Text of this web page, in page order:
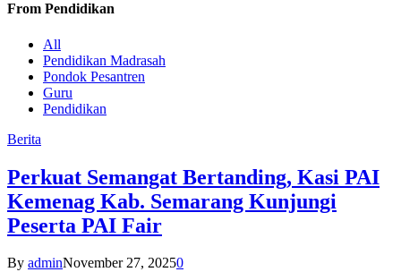
From Pendidikan
All
Pendidikan Madrasah
Pondok Pesantren
Guru
Pendidikan
Berita
Perkuat Semangat Bertanding, Kasi PAI
Kemenag Kab. Semarang Kunjungi
Peserta PAI Fair
By adminNovember 27, 20250